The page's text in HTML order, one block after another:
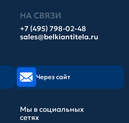
НА СВЯЗИ
+7 (495) 798-02-48
sales@belkiantitela.ru
Через сайт
Мы в социальных
сетях